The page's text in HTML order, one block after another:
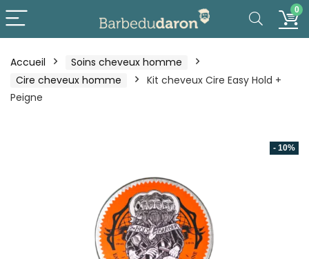
0
Accueil
Soins cheveux homme
Cire cheveux homme
Kit cheveux Cire Easy Hold +
Peigne
- 10%